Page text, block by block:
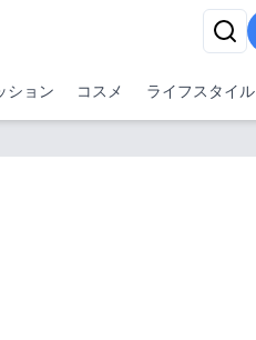
ション コスメ ライフスタイル